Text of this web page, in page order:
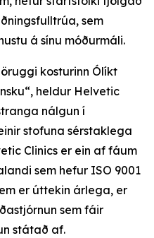
sem
á sínu móðurmáli.
kosturinn Ólíkt
heldur Helvetic
nálgun í
stofuna sérstaklega
Clinics er ein af fáum
sem hefur ISO 9001
er úttekin árlega, er
sem fáir
státað af.